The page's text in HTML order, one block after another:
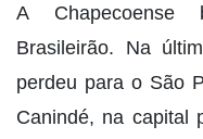
A Chapecoense
Brasileirão. Na
perdeu para o São
Canindé, na capital